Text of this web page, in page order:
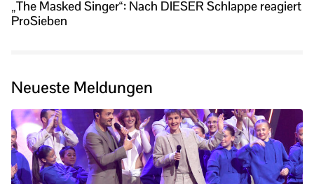
„The Masked Singer“: Nach DIESER Schlappe reagiert
ProSieben
Neueste Meldungen